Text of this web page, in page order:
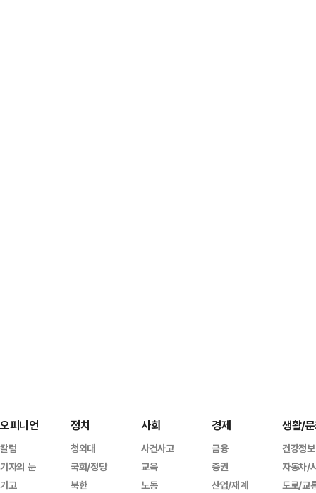
오피니언
칼럼
기자의 눈
기고
정치
청와대
국회/정당
북한
사회
사건사고
교육
노동
경제
금융
증권
산업/재계
생활/
건강정보
자동차/
도로/교